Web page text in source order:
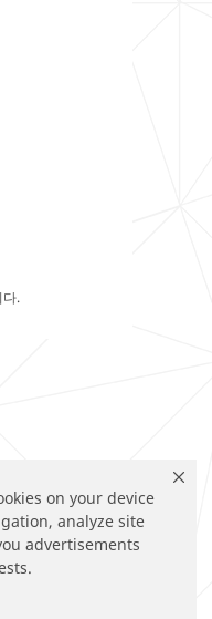
on your device
analyze site
advertisements
.